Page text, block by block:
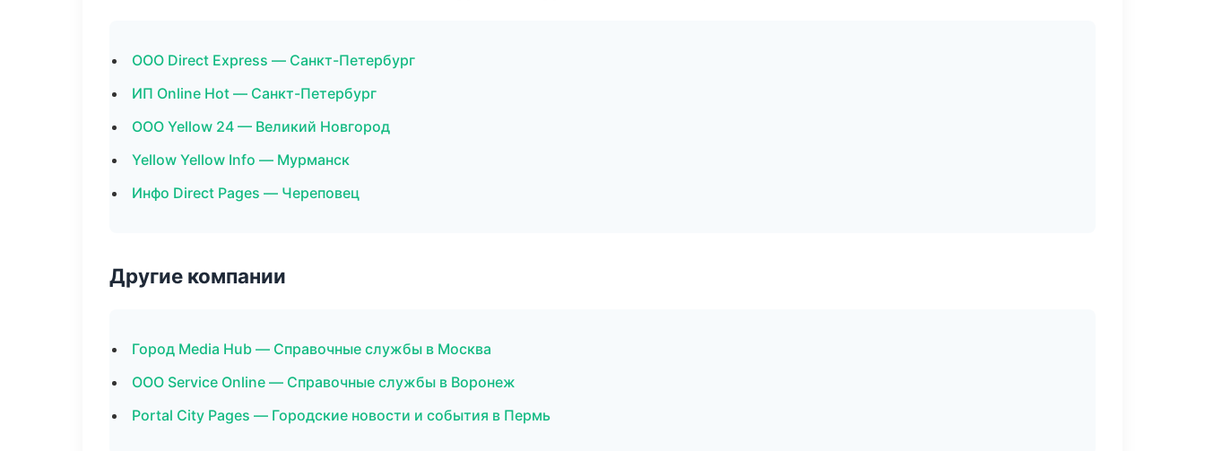
ООО Direct Express — Санкт-Петербург
ИП Online Hot — Санкт-Петербург
ООО Yellow 24 — Великий Новгород
Yellow Yellow Info — Мурманск
Инфо Direct Pages — Череповец
Другие компании
Город Media Hub — Справочные службы в Москва
ООО Service Online — Справочные службы в Воронеж
Portal City Pages — Городские новости и события в Пермь